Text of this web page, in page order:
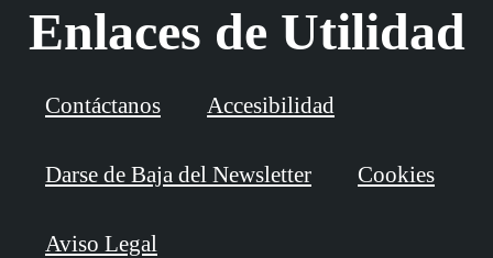
Enlaces de Utilidad
Contáctanos Accesibilidad
Darse de Baja del Newsletter Cookies
Aviso Legal